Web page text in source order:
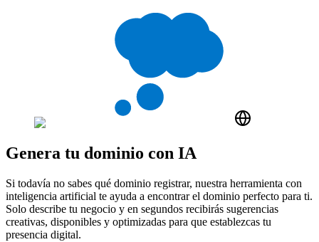
Genera tu dominio con IA
Si todavía no sabes qué dominio registrar, nuestra herramienta con
inteligencia artificial te ayuda a encontrar el dominio perfecto para ti.
Solo describe tu negocio y en segundos recibirás sugerencias
creativas, disponibles y optimizadas para que establezcas tu
presencia digital.